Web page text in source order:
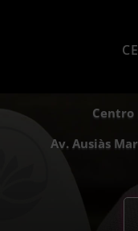
Centro
Av. Ausiàs